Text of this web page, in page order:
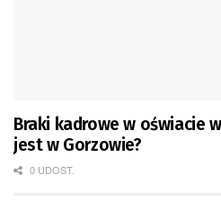
Braki kadrowe w oświacie
jest w Gorzowie?
0 UDOST.